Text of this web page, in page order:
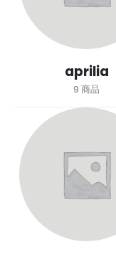
aprilia
9 商品